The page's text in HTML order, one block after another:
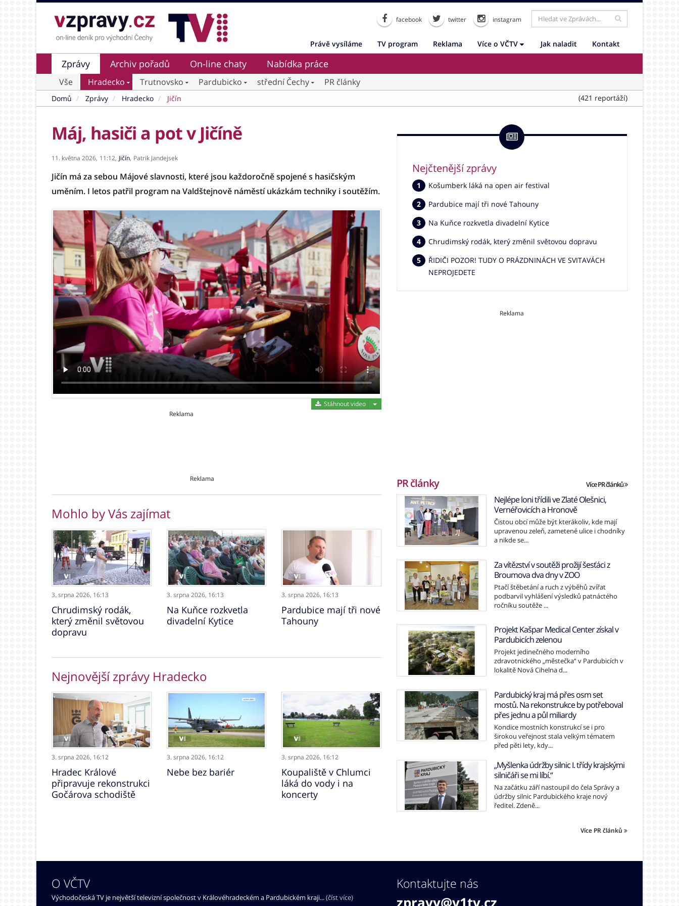
facebook twitter instagram
Právě vysíláme TV program Reklama Více o VČTV Jak naladit Kontakt
Zprávy Archiv pořadů On-line chaty Nabídka práce
Vše Hradecko Trutnovsko Pardubicko střední Čechy PR články
(421 reportáží)
Domů Zprávy Hradecko Jičín
Máj, hasiči a pot v Jičíně
11. května 2026, 11:12, Jičín, Patrik Jandejsek
Jičín má za sebou Májové slavnosti, které jsou každoročně spojené s hasičským
uměním. I letos patřil program na Valdštejnově náměstí ukázkám techniky i soutěžím.
Stáhnout video
Stáhnout video
Reklama
Reklama
Mohlo by Vás zajímat
3. srpna 2026, 16:13
Chrudimský rodák,
který změnil světovou
dopravu
3. srpna 2026, 16:13
Na Kuňce rozkvetla
divadelní Kytice
3. srpna 2026, 16:13
Pardubice mají tři nové
Tahouny
Nejnovější zprávy Hradecko
3. srpna 2026, 16:12
Hradec Králové
připravuje rekonstrukci
Gočárova schodiště
3. srpna 2026, 16:12
Nebe bez bariér
3. srpna 2026, 16:12
Koupaliště v Chlumci
láká do vody i na
koncerty
Nejčtenější zprávy
Košumberk láká na open air festival
Pardubice mají tři nové Tahouny
Na Kuňce rozkvetla divadelní Kytice
Chrudimský rodák, který změnil světovou dopravu
ŘIDIČI POZOR! TUDY O PRÁZDNINÁCH VE SVITAVÁCH
NEPROJEDETE
Reklama
PR články Více PR článků
Nejlépe loni třídili ve Zlaté Olešnici,
Vernéřovicích a Hronově
Čistou obcí může být kterákoliv, kde mají
upravenou zeleň, zametené ulice i chodníky
a nikde se...
Za vítězství v soutěži prožijí šesťáci z
Broumova dva dny v ZOO
Ptačí štěbetání a ruch z výběhů zvířat
podbarvil vyhlášení výsledků patnáctého
ročníku soutěže ...
Projekt Kašpar Medical Center získal v
Pardubicích zelenou
Projekt jedinečného moderního
zdravotnického „městečka“ v Pardubicích v
lokalitě Nová Cihelna d...
Pardubický kraj má přes osm set
mostů. Na rekonstrukce by potřeboval
přes jednu a půl miliardy
Kondice mostních konstrukcí se i pro
širokou veřejnost stala velkým tématem
před pěti lety, kdy...
„Myšlenka údržby silnic I. třídy krajskými
silničáři se mi líbí.“
Na začátku září nastoupil do čela Správy a
údržby silnic Pardubického kraje nový
ředitel. Zdeně...
Více PR článků
O VČTV
Východočeská TV je největší televizní společnost v Královéhradeckém a Pardubickém kraji...(číst více)
Kontaktujte nás